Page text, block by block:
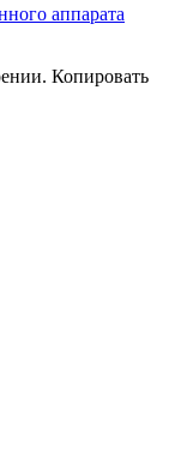
аппарата
Копировать